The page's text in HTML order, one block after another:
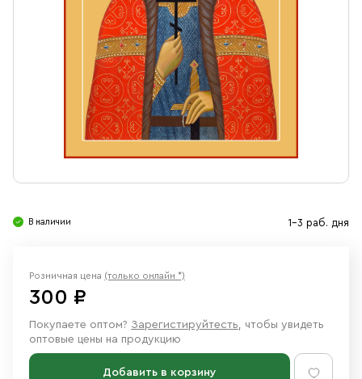
Ювелирные изделия
В наличии 1-3 раб. дня
Розничная цена (только онлайн *)
300 ₽
Покупаете оптом? Зарегистируйтесть, чтобы увидеть
оптовые цены на продукцию
Добавить в корзину